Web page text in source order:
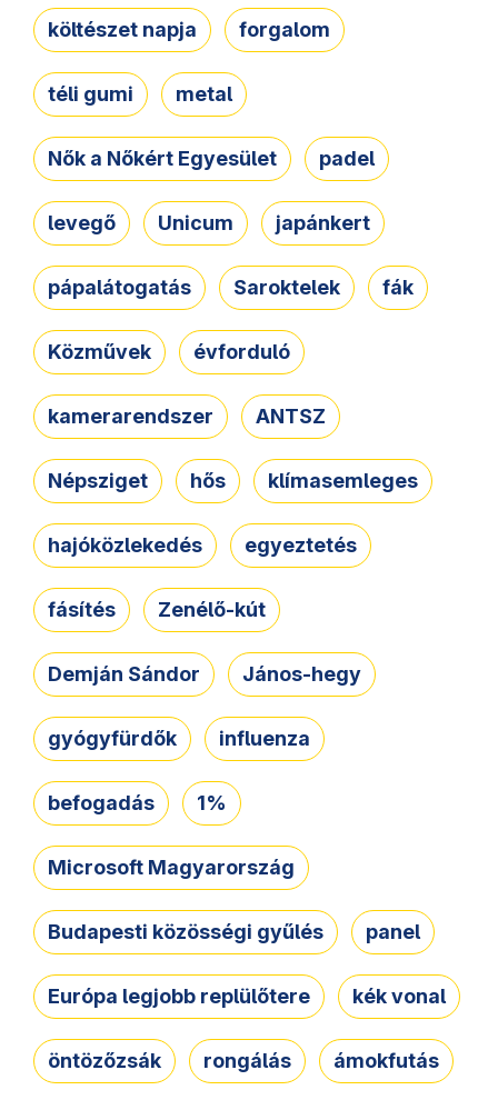
költészet napja forgalom
téli gumi metal
Nők a Nőkért Egyesület padel
levegő Unicum japánkert
pápalátogatás Saroktelek fák
Közművek évforduló
kamerarendszer ANTSZ
Népsziget hős klímasemleges
hajóközlekedés egyeztetés
fásítés Zenélő-kút
Demján Sándor János-hegy
gyógyfürdők influenza
befogadás 1%
Microsoft Magyarország
Budapesti közösségi gyűlés panel
Európa legjobb replülőtere kék vonal
öntözőzsák rongálás ámokfutás